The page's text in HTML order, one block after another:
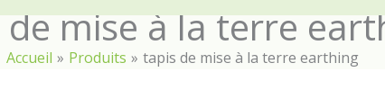
mise à la terre
Accueil Produits tapis de mise à la terre earthing